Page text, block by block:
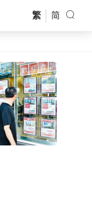
繁 简